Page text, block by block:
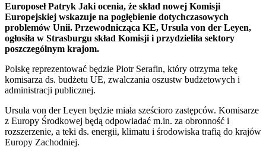
Europoseł Patryk Jaki ocenia, że skład nowej Komisji
Europejskiej wskazuje na pogłębienie dotychczasowych
problemów Unii. Przewodnicząca KE, Ursula von der Leyen,
ogłosiła w Strasburgu skład Komisji i przydzieliła sektory
poszczególnym krajom.
Polskę reprezentować będzie Piotr Serafin, który otrzyma tekę
komisarza ds. budżetu UE, zwalczania oszustw budżetowych i
administracji publicznej.
Ursula von der Leyen będzie miała sześcioro zastępców. Komisarze
z Europy Środkowej będą odpowiadać m.in. za obronność i
rozszerzenie, a teki ds. energii, klimatu i środowiska trafią do krajów
Europy Zachodniej.